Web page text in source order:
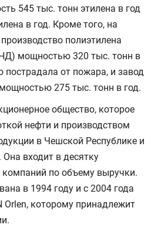
545 тыс. тонн этилена в год
в год. Кроме того, на
полиэтилена
мощностью 320 тыс. тонн в
пострадала от пожара, и завод
275 тыс. тонн в год.
общество, которое
нефти и производством
в Чешской Республике и
входит в десятку
по объему выручки.
в 1994 году и с 2004 года
Orlen, которому принадлежит